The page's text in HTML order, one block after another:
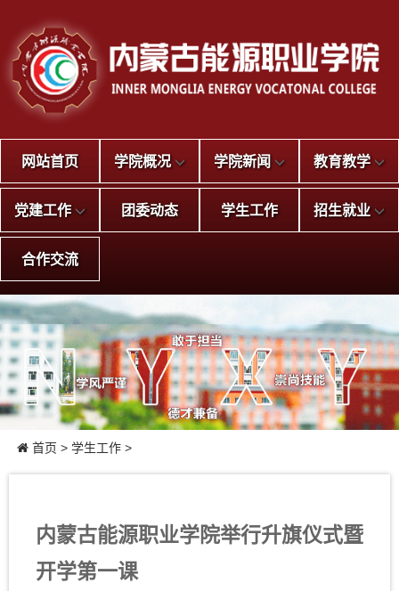
网站首页 学院概况 学院新闻 教育教学
党建工作 团委动态 学生工作 招生就业
合作交流
首页 > 学生工作 >
内蒙古能源职业学院举行升旗仪式暨
开学第一课